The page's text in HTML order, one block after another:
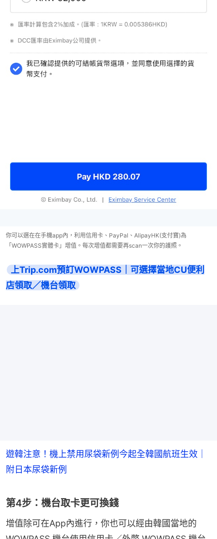
你可以選在在手機app內，利用信用卡、PayPal、AlipayHK(支付寶)為
「WOWPASS實體卡」增值。每次增值都需要再scan一次你的護照。
上Trip.com預訂WOWPASS｜可選擇當地CU便利
店領取／機台領取
遊韓注意！機上禁用尿袋新例今起全韓國航班生效｜
附日本尿袋新例
第4步：機台取卡更可換錢
增值除可在App內進行，你也可以經由韓國當地的